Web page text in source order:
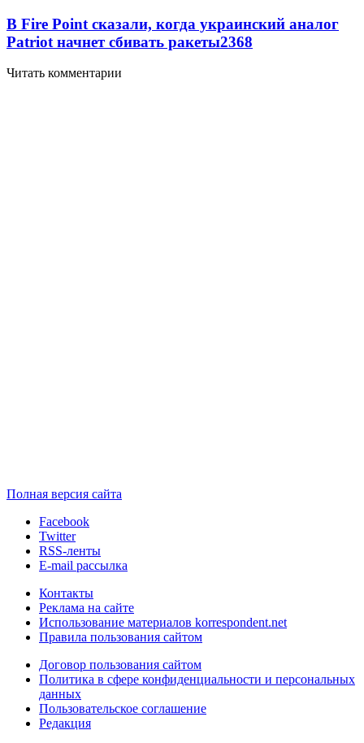
В Fire Point сказали, когда украинский аналог
Patriot начнет сбивать ракеты2368
Читать комментарии
Полная версия сайта
Facebook
Twitter
RSS-ленты
E-mail рассылка
Контакты
Реклама на сайте
Использование материалов korrespondent.net
Правила пользования сайтом
Договор пользования сайтом
Политика в сфере конфиденциальности и персональных
данных
Пользовательское соглашение
Редакция